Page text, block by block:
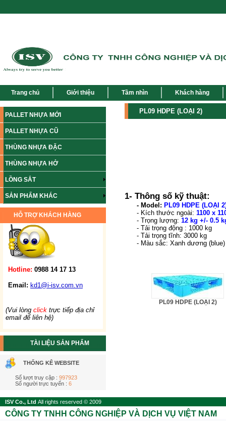
Trang chủ Giới thiệu Tầm nhìn Khách hàng
PALLET NHỰA MỚI
PALLET NHỰA CŨ
THÙNG NHỰA ĐẶC
THÙNG NHỰA HỞ
LỒNG SẮT
SẢN PHẨM KHÁC
HỖ TRỢ KHÁCH HÀNG
Hotline: 0988 14 17 13
Email: kd1@i-isv.com.vn
(Vui lòng click trực tiếp địa chỉ
email để liên hệ)
TÀI LIỆU SẢN PHẨM
THỐNG KÊ WEBSITE
Số lượt truy cập : 997923
Số người trực tuyến : 6
PL09 HDPE (LOẠI 2)
1- Thông số kỹ thuật:
- Model: PL09 HDPE (LOẠI
- Kích thước ngoài: 1100 x
- Trọng lượng: 12 kg +/- 0.5
- Tải trọng động : 1000 kg
- Tải trọng tĩnh: 3000 kg
- Màu sắc: Xanh dương (blue)
PL09 HDPE (LOẠI 2)
ISV Co., Ltd All rights reserved © 2009
CÔNG TY TNHH CÔNG NGHIỆP VÀ DỊCH VỤ VIỆT NAM